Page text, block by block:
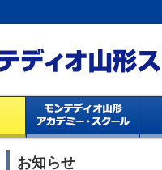
お知らせ